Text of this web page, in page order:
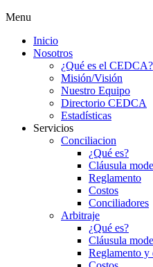
Menu
Inicio
Nosotros
¿Qué es el CEDCA?
Misión/Visión
Nuestro Equipo
Directorio CEDCA
Estadísticas
Servicios
Conciliacion
¿Qué es?
Cláusula
Reglamento
Costos
Conciliadores
Arbitraje
¿Qué es?
Cláusula
Reglamento y